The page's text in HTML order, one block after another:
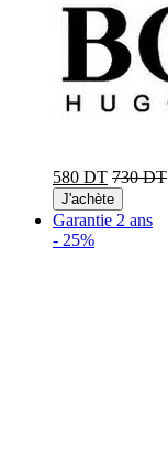
580 DT 730 DT
J'achète
Garantie 2 ans
- 25%